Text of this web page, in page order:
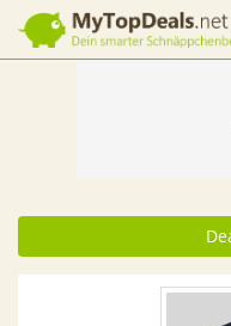
Dein smarter Schnäppchenberater